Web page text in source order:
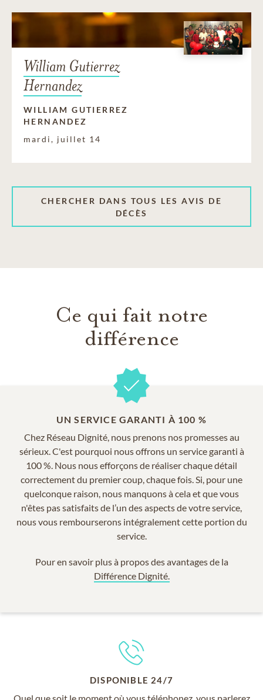
William Gutierrez
Hernandez
WILLIAM GUTIERREZ
HERNANDEZ
mardi, juillet 14
CHERCHER DANS TOUS LES AVIS DE
DÉCÈS
Ce qui fait notre
différence
UN SERVICE GARANTI À 100 %
Chez Réseau Dignité, nous prenons nos promesses au
sérieux. C'est pourquoi nous offrons un service garanti à
100 %. Nous nous efforçons de réaliser chaque détail
correctement du premier coup, chaque fois. Si, pour une
quelconque raison, nous manquons à cela et que vous
n'êtes pas satisfaits de l’un des aspects de votre service,
nous vous rembourserons intégralement cette portion du
service.
Pour en savoir plus à propos des avantages de la
Différence Dignité.
DISPONIBLE 24/7